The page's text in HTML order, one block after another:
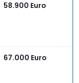
58.900 Euro
67.000 Euro